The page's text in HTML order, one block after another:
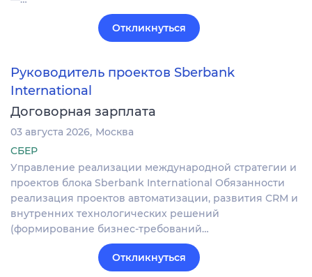
Откликнуться
Руководитель проектов Sberbank
International
Договорная зарплата
03 августа 2026 Москва
СБЕР
Управление реализации международной стратегии и
проектов блока Sberbank International Обязанности
реализация проектов автоматизации, развития CRM и
внутренних технологических решений
(формирование бизнес-требований…
Откликнуться